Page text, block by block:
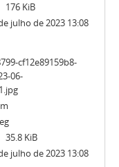
176 KiB
julho de 2023 13:08
cf12e89159b8-
06-
35.8 KiB
julho de 2023 13:08